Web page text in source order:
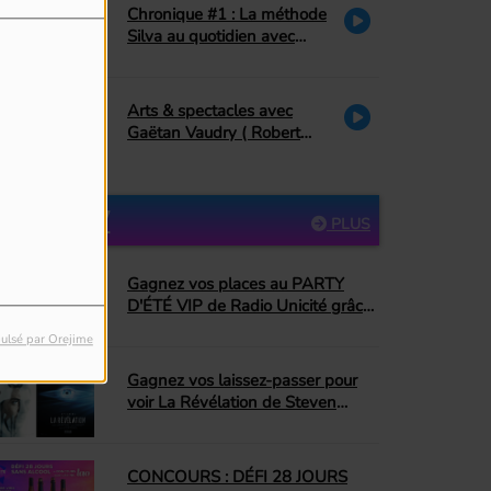
par Orejime
Chronique #1 : La méthode
Silva au quotidien avec
Arts & spectacles avec
Gaëtan Vaudry ( Robert
PLUS
PARTICIPEZ
Gagnez vos places au PARTY
D'ÉTÉ VIP de Radio Unicité grâce
Gagnez vos laissez-passer pour
voir La Révélation de Steven
CONCOURS : DÉFI 28 JOURS